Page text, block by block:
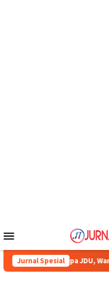
Mobile
Jurnal Spesial
Warga Diimbau Tampung Air